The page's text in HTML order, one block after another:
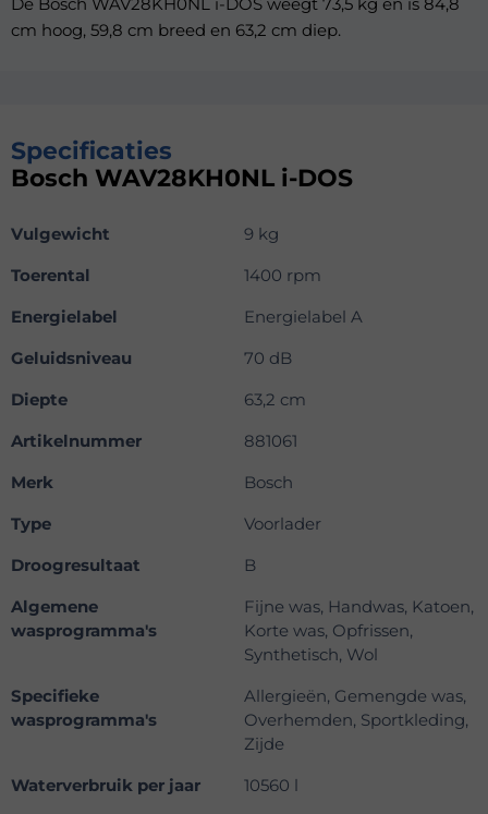
De Bosch WAV28KH0NL i-DOS weegt 73,5 kg en is 84,8
cm hoog, 59,8 cm breed en 63,2 cm diep.
Specificaties
Bosch WAV28KH0NL i-DOS
Vulgewicht
9 kg
Toerental
1400 rpm
Energielabel
Energielabel A
Geluidsniveau
70 dB
Diepte
63,2 cm
Artikelnummer
881061
Merk
Bosch
Type
Voorlader
Droogresultaat
B
Algemene
wasprogramma's
Fijne was, Handwas, Katoen,
Korte was, Opfrissen,
Synthetisch, Wol
Specifieke
wasprogramma's
Allergieën, Gemengde was,
Overhemden, Sportkleding,
Zijde
Waterverbruik per jaar
10560 l